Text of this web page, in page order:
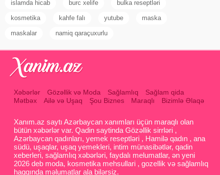
islamda hicab burc xelife bulka reseptləri
kosmetika kahfe falı yutube maska
maskalar namiq qaraçuxurlu
Xəbərlər Gözəllik və Moda Sağlamlıq
Sağlam qida
Mətbəx
Ailə və Uşaq Şou Biznes Maraqlı Bizimlə Əlaqə
Xanım.az saytı Azərbaycan xanımları üçün maraqlı olan
bütün xəbərlər var. Qadin saytinda Gözəllik sirrləri ,
Azərbaycan qadınları, yemek reseptləri , Hamilə qadın , ana
südü, uşaqlar, uşaq yemekleri, intim münasibətlər, qadin
xeberleri, sağlamlıq xəbərləri, faydalı melumatlar, ən yeni
2026 deb moda, kosmetika mehsullari , gozellik və sağlamlıq
haqqında məlumatlar ala bilərsiz.